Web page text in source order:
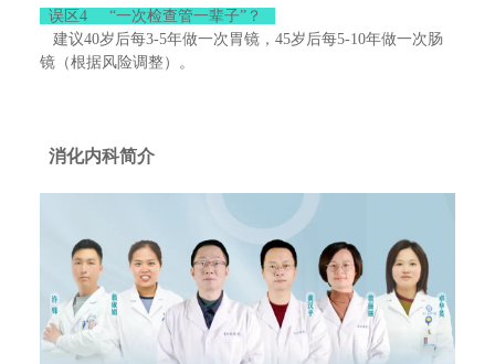
误区4 “一次检查管一辈子”？
建议40岁后每3-5年做一次胃镜，45岁后每5-10年做一次肠
镜（根据风险调整）。
消化内科简介